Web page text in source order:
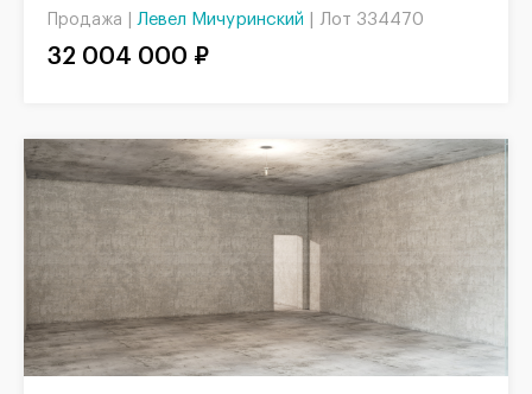
Продажа | Левел Мичуринский Лот 334470
32 004 000 ₽